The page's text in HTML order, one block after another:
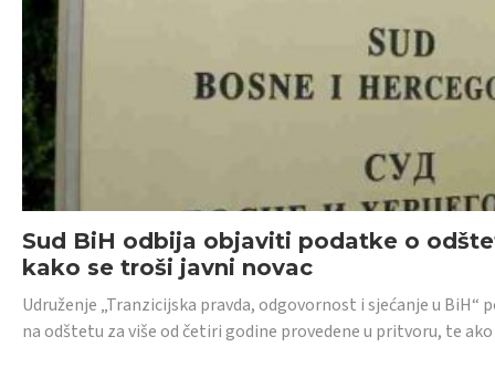
Sud BiH odbija objaviti podatke o
kako se troši javni novac
Udruženje „Tranzicijska pravda, odgovornost i sjećanje u
na odštetu za više od četiri godine provedene u pritvoru, te